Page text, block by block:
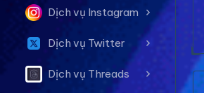
Dịch vụ Instagram
Dịch vụ Twitter
Dịch vụ Threads